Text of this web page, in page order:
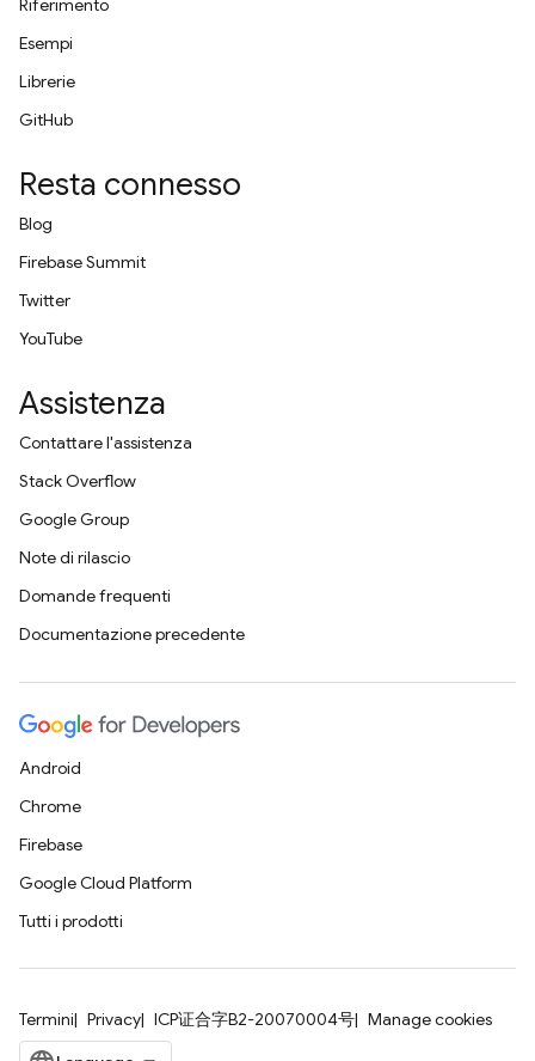
Riferimento
Esempi
Librerie
GitHub
Resta connesso
Blog
Firebase Summit
Twitter
YouTube
Assistenza
Contattare l'assistenza
Stack Overflow
Google Group
Note di rilascio
Domande frequenti
Documentazione precedente
Android
Chrome
Firebase
Google Cloud Platform
Tutti i prodotti
Termini Privacy ICP证合字B2-20070004号 Manage cookies